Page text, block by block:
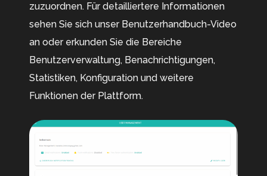
zuzuordnen. Für detailliertere Informationen
sehen Sie sich unser Benutzerhandbuch-Video
an oder erkunden Sie die Bereiche
Benutzerverwaltung, Benachrichtigungen,
Statistiken, Konfiguration und weitere
Funktionen der Plattform.